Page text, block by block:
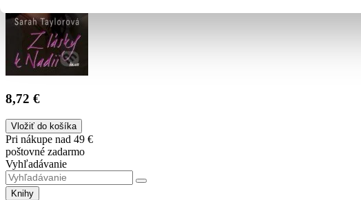
8,72 €
Vložiť do košíka
Pri nákupe nad 49 €
poštovné zadarmo
Vyhľadávanie
Knihy